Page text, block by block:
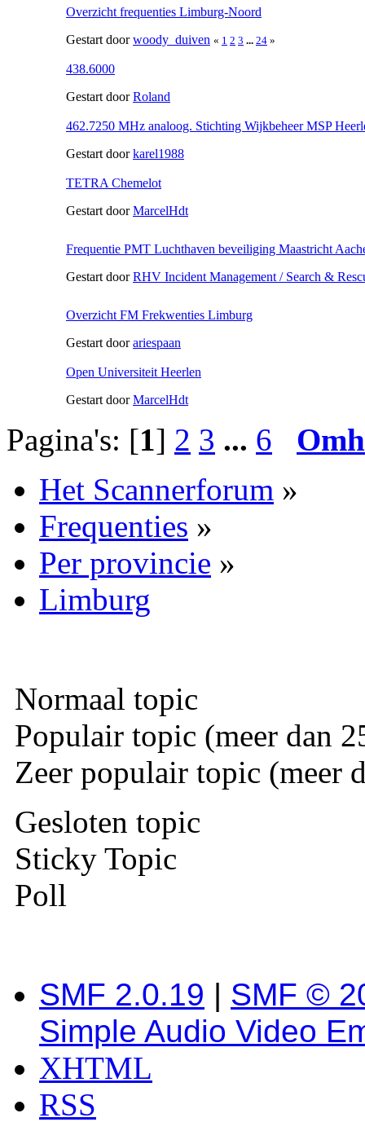
Overzicht frequenties Limburg-Noord
Gestart doorwoody_duiven « 1 2 3 ... 24 »
438.6000
Gestart doorRoland
462.7250 MHz analoog. Stichting Wijkbeheer MSP
Gestart doorkarel1988
TETRA Chemelot
Gestart doorMarcelHdt
Frequentie PMT Luchthaven beveiliging Maastricht
Gestart doorRHV Incident Management / Search &
Overzicht FM Frekwenties Limburg
Gestart doorariespaan
Open Universiteit Heerlen
Gestart doorMarcelHdt
Pagina's: [1] 2 3 ... 6
Het Scannerforum »
Frequenties »
Per provincie »
Limburg
Normaal topic
Populair topic (meer dan
Zeer populair topic (meer
Gesloten topic
Sticky Topic
Poll
SMF 2.0.19 | SMF ©
Simple Audio Video
XHTML
RSS